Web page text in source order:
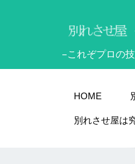
–これぞプロの
HOME
別れさせ屋は